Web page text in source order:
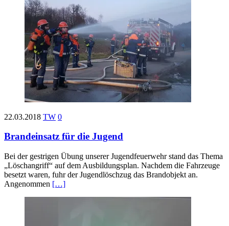
22.03.2018 TW 0
Brandeinsatz für die Jugend
Bei der gestrigen Übung unserer Jugendfeuerwehr stand das Thema
„Löschangriff“ auf dem Ausbildungsplan. Nachdem die Fahrzeuge
besetzt waren, fuhr der Jugendlöschzug das Brandobjekt an.
Angenommen […]